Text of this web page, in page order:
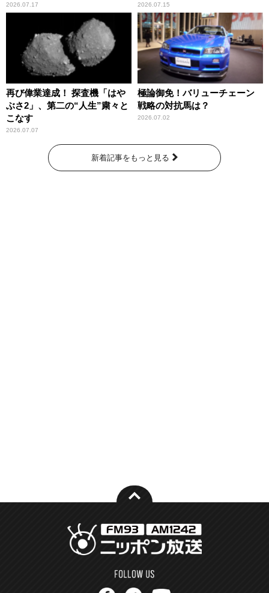
2026.07.17 2026.07.15
再び偉業達成！ 探査機「はや
ぶさ2」、第二の“人生”粛々と
こなす
2026.07.07
極論御免！バリューチェーン
戦略の対抗馬は？
2026.07.02
新着記事をもっと見る